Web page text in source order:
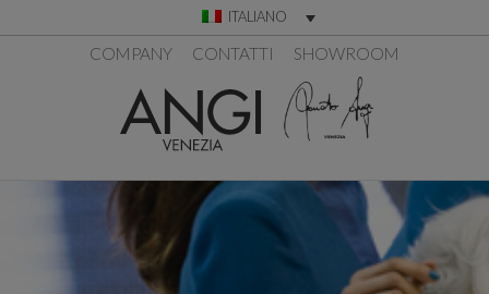
ITALIANO
COMPANY CONTATTI SHOWROOM